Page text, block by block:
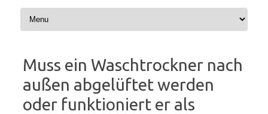
Muss ein Waschtrockner nach
außen abgelüftet werden
oder funktioniert er als